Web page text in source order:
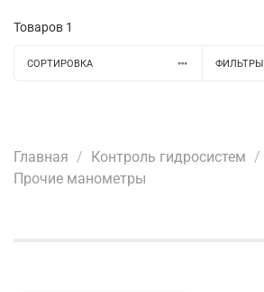
Товаров 1
СОРТИРОВКА ФИЛЬТРЫ
Главная Контроль гидросистем
Прочие манометры